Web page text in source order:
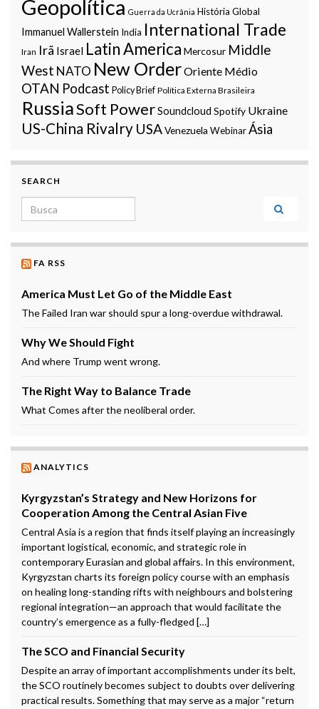
Geopolítica Guerra da Ucrânia História Global
Immanuel Wallerstein India International Trade
Iran Irã Israel Latin America Mercosur Middle
West NATO New OrderOriente Médio
OTAN Podcast Policy Brief Política Externa Brasileira
RussiaSoft PowerSoundcloud Spotify Ukraine
US-China Rivalry USAVenezuela WebinarÁsia
SEARCH
Search for:
FA RSS
America Must Let Go of the Middle East
The Failed Iran war should spur a long-overdue withdrawal.
Why We Should Fight
And where Trump went wrong.
The Right Way to Balance Trade
What Comes after the neoliberal order.
ANALYTICS
Kyrgyzstan’s Strategy and New Horizons for
Cooperation Among the Central Asian Five
Central Asia is a region that finds itself playing an increasingly
important logistical, economic, and strategic role in
contemporary Eurasian and global affairs. In this environment,
Kyrgyzstan charts its foreign policy course with an emphasis
on healing long-standing rifts with neighbours and bolstering
regional integration—an approach that would facilitate the
country’s emergence as a fully-fledged […]
The SCO and Financial Security
Despite an array of important accomplishments under its belt,
the SCO routinely becomes subject to doubts over delivering
practical results. Something that may serve as a major “return